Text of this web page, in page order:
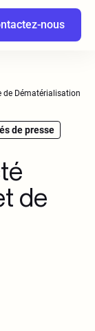
nous
de Dématérialisation
de presse
de